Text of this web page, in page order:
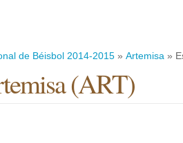
de Béisbol 2014-2015 » Artemisa »
(ART)